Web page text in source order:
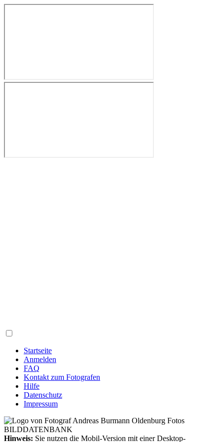
Startseite
Anmelden
FAQ
Kontakt zum Fotografen
Hilfe
Datenschutz
Impressum
Hinweis: Sie nutzen die Mobil-Version mit einer Desktop-